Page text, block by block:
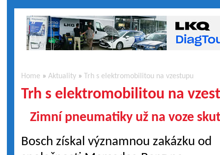
Home »Aktuality » Trh s elektromobilitou na vzestupu
Trh s elektromobilitou na
Zimní pneumatiky už na voze
Bosch získal významnou zakázku od